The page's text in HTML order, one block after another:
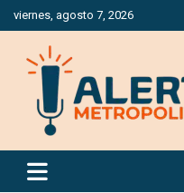
Saltar
al
contenido
viernes, agosto 7, 2026
Alerta